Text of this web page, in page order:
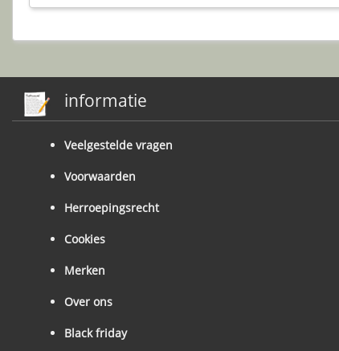
informatie
Veelgestelde vragen
Voorwaarden
Herroepingsrecht
Cookies
Merken
Over ons
Black friday